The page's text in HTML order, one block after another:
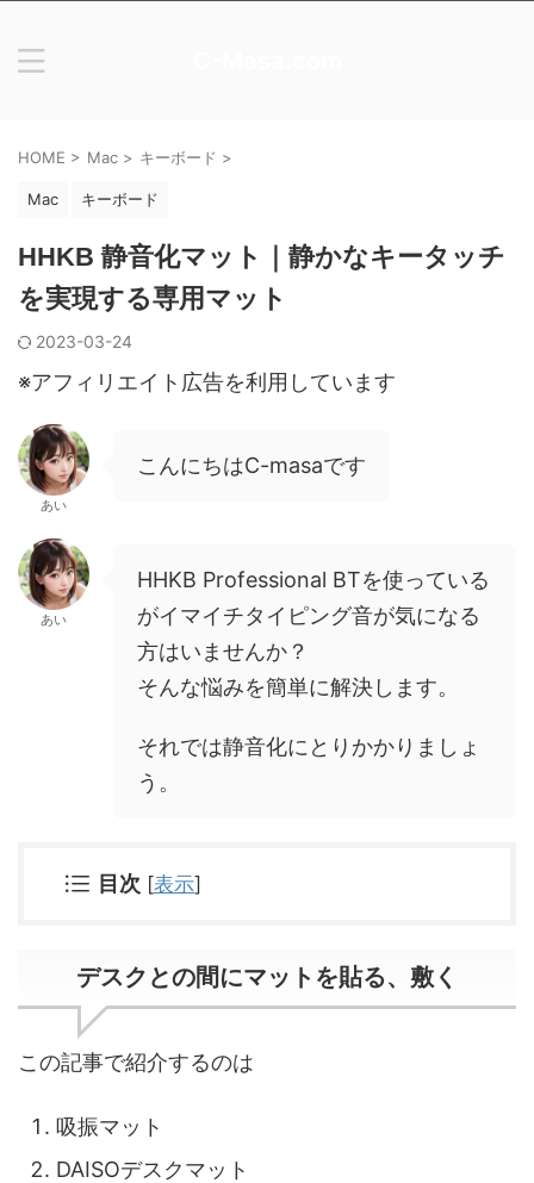
HOME > Mac > キーボード >
Mac キーボード
HHKB 静音化マット｜静かなキータッチ
を実現する専用マット
2023-03-24
※アフィリエイト広告を利用しています
あい
こんにちはC-masaです
あい
HHKB Professional BTを使っている
がイマイチタイピング音が気になる
方はいませんか？
そんな悩みを簡単に解決します。
それでは静音化にとりかかりましょ
う。
目次 [表示]
デスクとの間にマットを貼る、敷く
この記事で紹介するのは
吸振マット
DAISOデスクマット